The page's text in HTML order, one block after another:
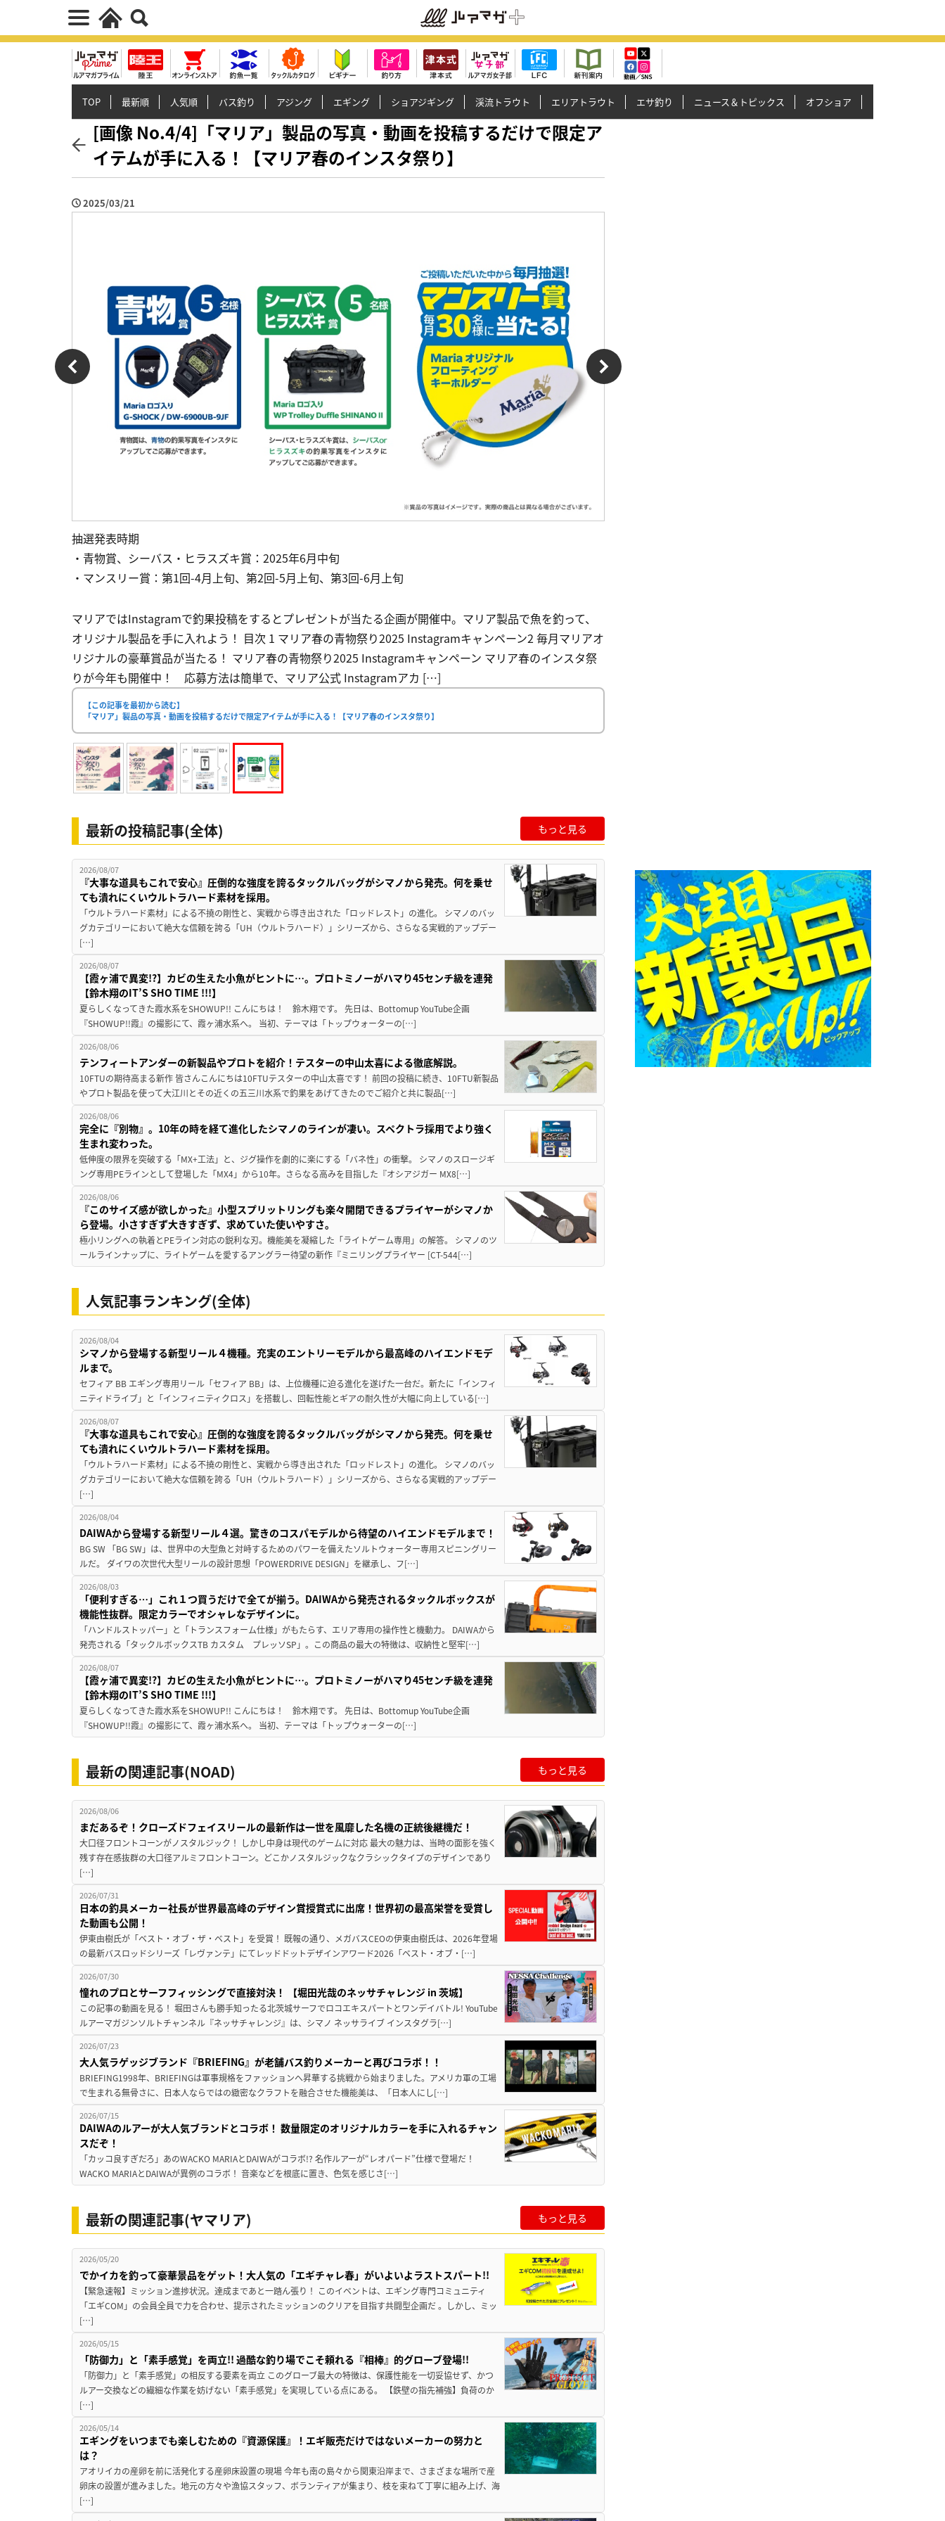
TOP 最新順 人気順 バス釣り アジング エギング ショアジギング 渓流トラウト エリアトラウト エサ釣り ニュース＆トピックス オフショア
[画像 No.4/4]「マリア」製品の写真・動画を投稿するだけで限定ア
イテムが手に入る！【マリア春のインスタ祭り】
2025/03/21
抽選発表時期
・青物賞、シーバス・ヒラスズキ賞：2025年6月中旬
・マンスリー賞：第1回-4月上旬、第2回-5月上旬、第3回-6月上旬
マリアではInstagramで釣果投稿をするとプレゼントが当たる企画が開催中。マリア製品で魚を釣って、
オリジナル製品を手に入れよう！ 目次 1 マリア春の青物祭り2025 Instagramキャンペーン2 毎月マリアオ
リジナルの豪華賞品が当たる！ マリア春の青物祭り2025 Instagramキャンペーン マリア春のインスタ祭
りが今年も開催中！ 応募方法は簡単で、マリア公式 Instagramアカ […]
【この記事を最初から読む】
「マリア」製品の写真・動画を投稿するだけで限定アイテムが手に入る！【マリア春のインスタ祭り】
最新の投稿記事(全体) もっと見る
2026/08/07
『大事な道具もこれで安心』圧倒的な強度を誇るタックルバッグがシマノから発売。何を乗せ
ても潰れにくいウルトラハード素材を採用。
「ウルトラハード素材」による不撓の剛性と、実戦から導き出された「ロッドレスト」の進化。 シマノのバッ
グカテゴリーにおいて絶大な信頼を誇る「UH（ウルトラハード）」シリーズから、さらなる実戦的アップデー
[…]
2026/08/07
【霞ヶ浦で異変!?】カビの生えた小魚がヒントに…。プロトミノーがハマり45センチ級を連発
【鈴木翔のIT’S SHO TIME !!!】
夏らしくなってきた霞水系をSHOWUP!! こんにちは！ 鈴木翔です。 先日は、Bottomup YouTube企画
『SHOWUP!!霞』の撮影にて、霞ヶ浦水系へ。 当初、テーマは「トップウォーターの[…]
2026/08/06
テンフィートアンダーの新製品やプロトを紹介！テスターの中山太喜による徹底解説。
10FTUの期待高まる新作 皆さんこんにちは10FTUテスターの中山太喜です！ 前回の投稿に続き、10FTU新製品
やプロト製品を使って大江川とその近くの五三川水系で釣果をあげてきたのでご紹介と共に製品[…]
2026/08/06
完全に『別物』。10年の時を経て進化したシマノのラインが凄い。スペクトラ採用でより強く
生まれ変わった。
低伸度の限界を突破する「MX+工法」と、ジグ操作を劇的に楽にする「バネ性」の衝撃。 シマノのスロージギ
ング専用PEラインとして登場した「MX4」から10年。さらなる高みを目指した『オシアジガー MX8[…]
2026/08/06
『このサイズ感が欲しかった』小型スプリットリングも楽々開閉できるプライヤーがシマノか
ら登場。小さすぎず大きすぎず、求めていた使いやすさ。
極小リングへの執着とPEライン対応の鋭利な刃。機能美を凝縮した「ライトゲーム専用」の解答。 シマノのツ
ールラインナップに、ライトゲームを愛するアングラー待望の新作『ミニリングプライヤー [CT-544[…]
人気記事ランキング(全体)
2026/08/04
シマノから登場する新型リール４機種。充実のエントリーモデルから最高峰のハイエンドモデ
ルまで。
セフィア BB エギング専用リール「セフィア BB」は、上位機種に迫る進化を遂げた一台だ。新たに「インフィ
ニティドライブ」と「インフィニティクロス」を搭載し、回転性能とギアの耐久性が大幅に向上している[…]
2026/08/07
『大事な道具もこれで安心』圧倒的な強度を誇るタックルバッグがシマノから発売。何を乗せ
ても潰れにくいウルトラハード素材を採用。
「ウルトラハード素材」による不撓の剛性と、実戦から導き出された「ロッドレスト」の進化。 シマノのバッ
グカテゴリーにおいて絶大な信頼を誇る「UH（ウルトラハード）」シリーズから、さらなる実戦的アップデー
[…]
2026/08/04
DAIWAから登場する新型リール４選。驚きのコスパモデルから待望のハイエンドモデルまで！
BG SW 「BG SW」は、世界中の大型魚と対峙するためのパワーを備えたソルトウォーター専用スピニングリー
ルだ。 ダイワの次世代大型リールの設計思想「POWERDRIVE DESIGN」を継承し、フ[…]
2026/08/03
「便利すぎる…」これ１つ買うだけで全てが揃う。DAIWAから発売されるタックルボックスが
機能性抜群。限定カラーでオシャレなデザインに。
「ハンドルストッパー」と「トランスフォーム仕様」がもたらす、エリア専用の操作性と機動力。 DAIWAから
発売される「タックルボックスTB カスタム プレッソSP」。この商品の最大の特徴は、収納性と堅牢[…]
2026/08/07
【霞ヶ浦で異変!?】カビの生えた小魚がヒントに…。プロトミノーがハマり45センチ級を連発
【鈴木翔のIT’S SHO TIME !!!】
夏らしくなってきた霞水系をSHOWUP!! こんにちは！ 鈴木翔です。 先日は、Bottomup YouTube企画
『SHOWUP!!霞』の撮影にて、霞ヶ浦水系へ。 当初、テーマは「トップウォーターの[…]
最新の関連記事(NOAD) もっと見る
2026/08/06
まだあるぞ！クローズドフェイスリールの最新作は一世を風靡した名機の正統後継機だ！
大口径フロントコーンがノスタルジック！ しかし中身は現代のゲームに対応 最大の魅力は、当時の面影を強く
残す存在感抜群の大口径アルミフロントコーン。どこかノスタルジックなクラシックタイプのデザインであり
[…]
2026/07/31
日本の釣具メーカー社長が世界最高峰のデザイン賞授賞式に出席！世界初の最高栄誉を受賞し
た動画も公開！
伊東由樹氏が「ベスト・オブ・ザ・ベスト」を受賞！ 既報の通り、メガバスCEOの伊東由樹氏は、2026年登場
の最新バスロッドシリーズ「レヴァンテ」にてレッドドットデザインアワード2026「ベスト・オブ・[…]
2026/07/30
憧れのプロとサーフフィッシングで直接対決！ 【堀田光哉のネッサチャレンジ in 茨城】
この記事の動画を見る！ 堀田さんも勝手知ったる北茨城サーフでロコエキスパートとワンデイバトル! YouTube
ルアーマガジンソルトチャンネル『ネッサチャレンジ』は、シマノ ネッサライブ インスタグラ[…]
2026/07/23
大人気ラゲッジブランド『BRIEFING』が老舗バス釣りメーカーと再びコラボ！！
BRIEFING1998年、BRIEFINGは軍事規格をファッションへ昇華する挑戦から始まりました。アメリカ軍の工場
で生まれる無骨さに、日本人ならではの緻密なクラフトを融合させた機能美は、「日本人にし[…]
2026/07/15
DAIWAのルアーが大人気ブランドとコラボ！ 数量限定のオリジナルカラーを手に入れるチャン
スだぞ！
「カッコ良すぎだろ」あのWACKO MARIAとDAIWAがコラボ!? 名作ルアーが“レオパード”仕様で登場だ！
WACKO MARIAとDAIWAが異例のコラボ！ 音楽などを根底に置き、色気を感じさ[…]
最新の関連記事(ヤマリア) もっと見る
2026/05/20
でかイカを釣って豪華景品をゲット！大人気の「エギチャレ春」がいよいよラストスパート!!
【緊急速報】ミッション進捗状況。達成まであと一踏ん張り！ このイベントは、エギング専門コミュニティ
「エギCOM」の会員全員で力を合わせ、提示されたミッションのクリアを目指す共闘型企画だ 。しかし、ミッ
[…]
2026/05/15
「防御力」と「素手感覚」を両立!! 過酷な釣り場でこそ頼れる『相棒』的グローブ登場!!
「防御力」と「素手感覚」の相反する要素を両立 このグローブ最大の特徴は、保護性能を一切妥協せず、かつ
ルアー交換などの繊細な作業を妨げない「素手感覚」を実現している点にある。 【鉄壁の指先補強】負荷のか
[…]
2026/05/14
エギングをいつまでも楽しむための『資源保護』！エギ販売だけではないメーカーの努力と
は？
アオリイカの産卵を前に活発化する産卵床設置の現場 今年も南の島々から関東沿岸まで、さまざまな場所で産
卵床の設置が進みました。地元の方々や漁協スタッフ、ボランティアが集まり、枝を束ねて丁寧に組み上げ、海
[…]